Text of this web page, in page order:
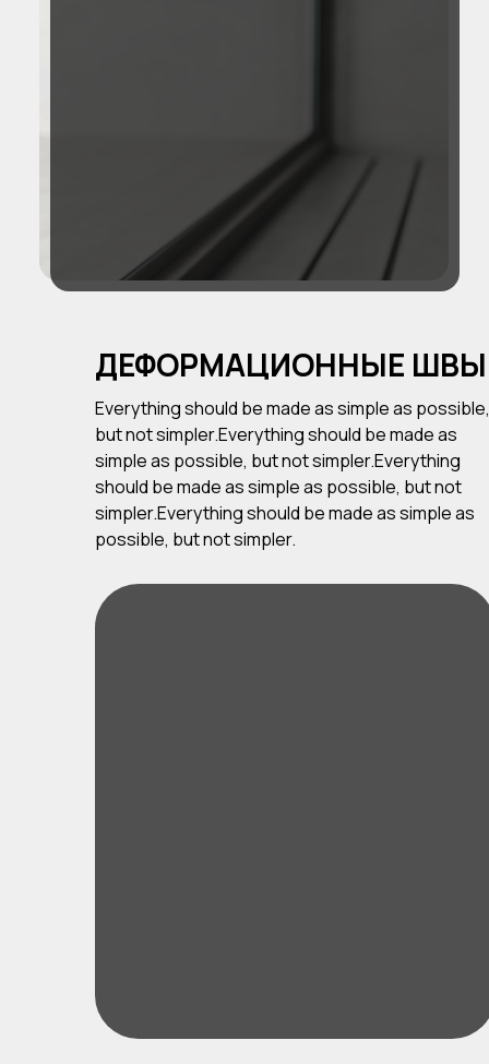
ДЕФОРМАЦИОННЫЕ ШВЫ
Everything should be made as simple as possible,
but not simpler.Everything should be made as
simple as possible, but not simpler.Everything
should be made as simple as possible, but not
simpler.Everything should be made as simple as
possible, but not simpler.